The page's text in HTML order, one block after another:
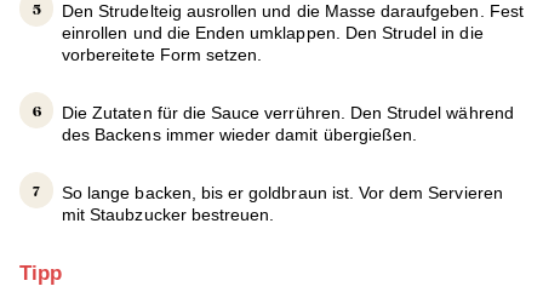
Den Strudelteig ausrollen und die Masse daraufgeben. Fest
einrollen und die Enden umklappen. Den Strudel in die
vorbereitete Form setzen.
Die Zutaten für die Sauce verrühren. Den Strudel während
des Backens immer wieder damit übergießen.
So lange backen, bis er goldbraun ist. Vor dem Servieren
mit Staubzucker bestreuen.
Tipp